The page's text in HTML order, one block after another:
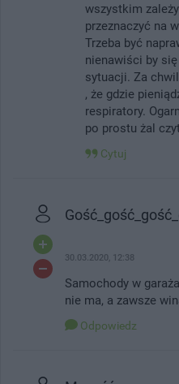
wszystkim
przeznaczyć na
Trzeba być
nienawiści by
sytuacji. Za
, że gdzie
respiratory.
po prostu żal
Cytuj
30.03.2020, 12:38
Samochody w
nie ma, a zawsze
Odpowiedz